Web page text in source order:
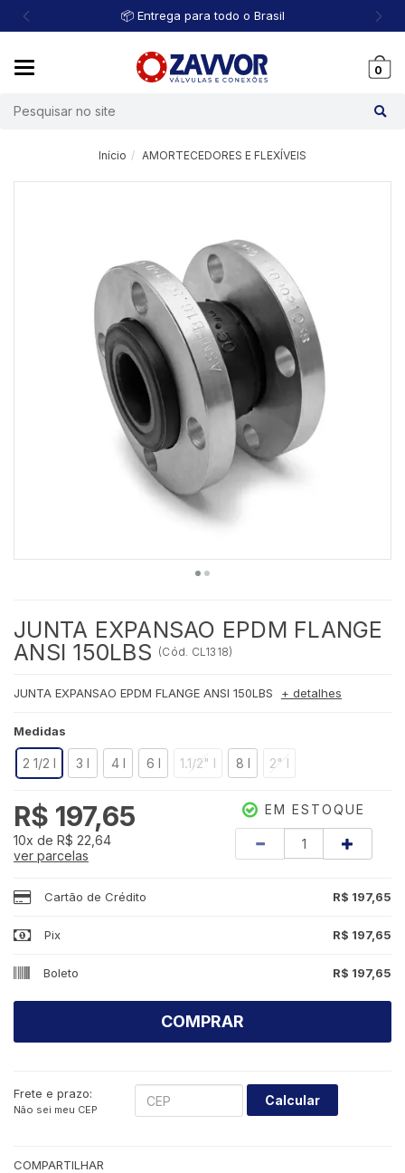
📦 Entrega para todo o Brasil
0
Início AMORTECEDORES E FLEXÍVEIS
JUNTA EXPANSAO EPDM FLANGE
ANSI 150LBS (Cód. CL1318)
JUNTA EXPANSAO EPDM FLANGE ANSI 150LBS + detalhes
Medidas
2 1/2 I 3 I 4 I 6 I 1.1/2" I 8 I 2" I
R$ 197,65
10x de R$ 22,64
ver parcelas
EM ESTOQUE
Cartão de Crédito R$ 197,65
Pix R$ 197,65
Boleto R$ 197,65
COMPRAR
Frete e prazo:
Não sei meu CEP
Calcular
COMPARTILHAR